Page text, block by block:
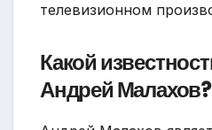
телевизионном
Какой
Андрей Малахов?